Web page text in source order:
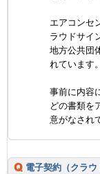
エアコンセ
ラウドサイ
地方公共団
れています。
事前に内容
どの書類を
意がなされ
電子契約（クラ